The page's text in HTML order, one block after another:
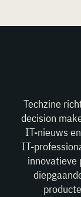
Techzine
decision
IT-nieuws
IT-
innovatieve